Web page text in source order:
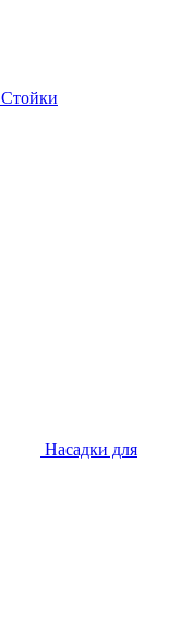
Стойки
Насадки для